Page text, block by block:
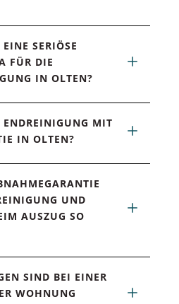
SERIÖSE
FÜR DIE
IN OLTEN?
ENDREINIGUNG MIT
IN OLTEN?
UND
AUSZUG SO
SIND BEI EINER
WOHNUNG